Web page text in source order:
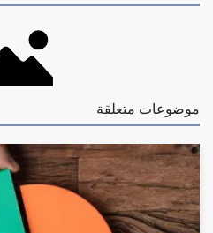
موضوعات متعلقة